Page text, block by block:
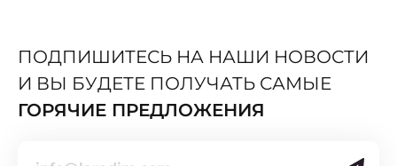
ПОДПИШИТЕСЬ НА НАШИ НОВОСТИ
И ВЫ БУДЕТЕ ПОЛУЧАТЬ САМЫЕ
ГОРЯЧИЕ ПРЕДЛОЖЕНИЯ